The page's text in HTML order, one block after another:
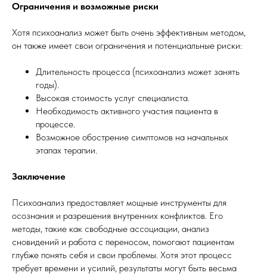
Ограничения и возможные риски
Хотя психоанализ может быть очень эффективным методом,
он также имеет свои ограничения и потенциальные риски:
Длительность процесса (психоанализ может занять
годы).
Высокая стоимость услуг специалиста.
Необходимость активного участия пациента в
процессе.
Возможное обострение симптомов на начальных
этапах терапии.
Заключение
Психоанализ предоставляет мощные инструменты для
осознания и разрешения внутренних конфликтов. Его
методы, такие как свободные ассоциации, анализ
сновидений и работа с переносом, помогают пациентам
глубже понять себя и свои проблемы. Хотя этот процесс
требует времени и усилий, результаты могут быть весьма